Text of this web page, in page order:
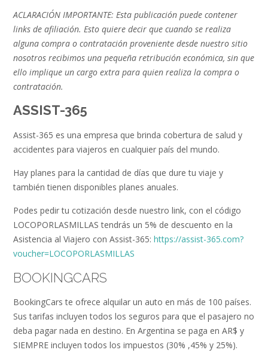
ACLARACIÓN IMPORTANTE: Esta publicación puede contener
links de afiliación. Esto quiere decir que cuando se realiza
alguna compra o contratación proveniente desde nuestro sitio
nosotros recibimos una pequeña retribución económica, sin que
ello implique un cargo extra para quien realiza la compra o
contratación.
ASSIST-365
Assist-365 es una empresa que brinda cobertura de salud y
accidentes para viajeros en cualquier país del mundo.
Hay planes para la cantidad de días que dure tu viaje y
también tienen disponibles planes anuales.
Podes pedir tu cotización desde nuestro link, con el código
LOCOPORLASMILLAS tendrás un 5% de descuento en la
Asistencia al Viajero con Assist-365: https://assist-365.com?
voucher=LOCOPORLASMILLAS
BOOKINGCARS
BookingCars te ofrece alquilar un auto en más de 100 países.
Sus tarifas incluyen todos los seguros para que el pasajero no
deba pagar nada en destino. En Argentina se paga en AR$ y
SIEMPRE incluyen todos los impuestos (30% ,45% y 25%).